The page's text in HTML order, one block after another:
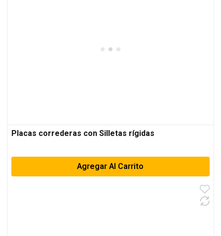
Placas correderas con Silletas rígidas
Agregar Al Carrito